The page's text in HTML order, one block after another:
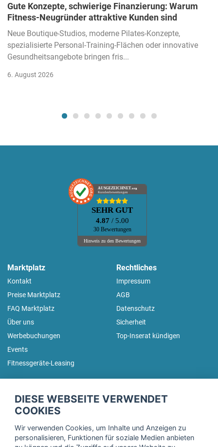
Gute Konzepte, schwierige Finanzierung: Warum
Fitness-Neugründer attraktive Kunden sind
Neue Boutique-Studios, moderne Pilates-Konzepte,
spezialisierte Personal-Training-Flächen oder innovative
Gesundheitsangebote bringen fris...
6. August 2026
AUSGEZEICHNET.org
Kundenbewertungen
SEHR GUT
4.87 / 5.00
30 Bewertungen
Hinweis zu den Bewertungen
Marktplatz
Kontakt
Preise Marktplatz
FAQ Marktplatz
Über uns
Werbebuchungen
Events
Fitnessgeräte-Leasing
Rechtliches
Impressum
AGB
Datenschutz
Sicherheit
Top-Inserat kündigen
Trage dich hier für unseren Newsletter ein und erhalte regelmäßig
DIESE WEBSEITE VERWENDET
COOKIES
Wir verwenden Cookies, um Inhalte und Anzeigen zu
personalisieren, Funktionen für soziale Medien anbieten